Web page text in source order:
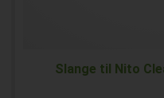
Slange til Nito